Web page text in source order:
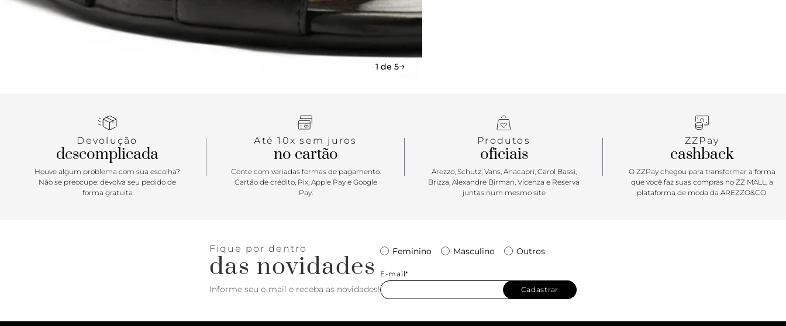
1 de 5
Devolução
descomplicada
Houve algum problema com sua escolha?
Não se preocupe: devolva seu pedido de
forma gratuita
Até 10x sem juros
no cartão
Conte com variadas formas de pagamento:
Cartão de crédito, Pix, Apple Pay e Google
Pay.
Produtos
oficiais
Arezzo, Schutz, Vans, Anacapri, Carol Bassi,
Brizza, Alexandre Birman, Vicenza e Reserva
juntas num mesmo site
ZZPay
cashback
O ZZPay chegou para transformar a forma
que você faz suas compras no ZZ MALL, a
plataforma de moda da AREZZO&CO.
Fique por dentro
das novidades
Informe seu e-mail e receba as novidades!
Feminino Masculino Outros
E-mail*
Cadastrar